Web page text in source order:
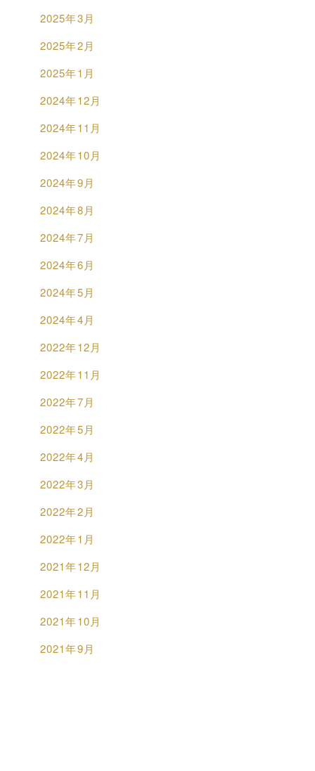
2025年3月
2025年2月
2025年1月
2024年12月
2024年11月
2024年10月
2024年9月
2024年8月
2024年7月
2024年6月
2024年5月
2024年4月
2022年12月
2022年11月
2022年7月
2022年5月
2022年4月
2022年3月
2022年2月
2022年1月
2021年12月
2021年11月
2021年10月
2021年9月